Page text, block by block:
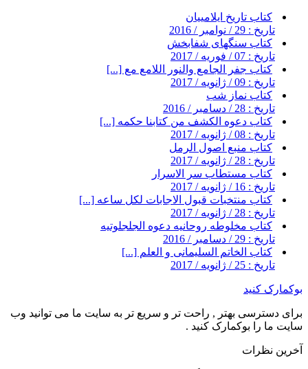
کتاب تاریخ ایلامییان
تاریخ : 29 / نوامبر / 2016
کتاب سنگهای شفابخش
تاریخ : 07 / فوریه / 2017
کتاب جفر الجامع والنور اللامع مع [...]
تاریخ : 09 / ژانویه / 2017
کتاب نماز شب
تاریخ : 28 / دسامبر / 2016
کتاب دعوه الکشف من کتابنا حکمه [...]
تاریخ : 08 / ژانویه / 2017
کتاب منبع اصول الرمل
تاریخ : 28 / ژانویه / 2017
کتاب مستطاب سر الاسرار
تاریخ : 16 / ژانویه / 2017
کتاب منتخبات قبول الاجابات لکل ساعه [...]
تاریخ : 28 / ژانویه / 2017
کتاب مخلوطه روحانیه دعوه الجلجلوتیه
تاریخ : 29 / دسامبر / 2016
کتاب الخاتم السلیمانی و العلم [...]
تاریخ : 25 / ژانویه / 2017
بوکمارک کنید
برای دسترسی بهتر , راحت تر و سریع تر به سایت ما می توانید وب
سایت ما را بوکمارک کنید .
آخرین نظرات